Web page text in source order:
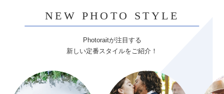
NEW PHOTO STYLE
Photoraitが注目する
新しい定番スタイルをご紹介！